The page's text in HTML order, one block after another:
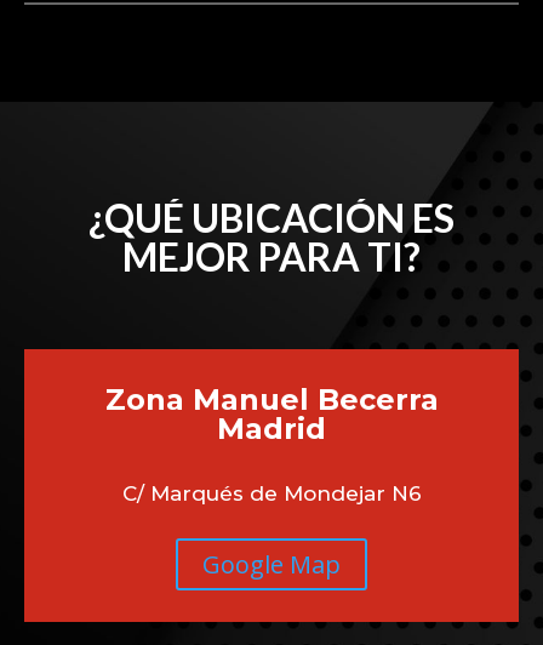
¿QUÉ UBICACIÓN ES
MEJOR PARA TI?
Zona Manuel Becerra
Madrid
C/ Marqués de Mondejar N6
Google Map